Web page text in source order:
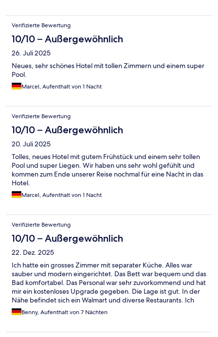
Verifizierte Bewertung
10/10 – Außergewöhnlich
26. Juli 2025
Neues, sehr schönes Hotel mit tollen Zimmern und einem super
Pool.
Marcel, Aufenthalt von 1 Nacht
Verifizierte Bewertung
10/10 – Außergewöhnlich
20. Juli 2025
Tolles, neues Hotel mit gutem Frühstück und einem sehr tollen
Pool und super Liegen. Wir haben uns sehr wohl gefühlt und
kommen zum Ende unserer Reise nochmal für eine Nacht in das
Hotel.
Marcel, Aufenthalt von 1 Nacht
Verifizierte Bewertung
10/10 – Außergewöhnlich
22. Dez. 2025
Ich hatte ein grosses Zimmer mit separater Küche. Alles war
sauber und modern eingerichtet. Das Bett war bequem und das
Bad komfortabel. Das Personal war sehr zuvorkommend und hat
mir ein kostenloses Upgrade gegeben. Die Lage ist gut. In der
Nähe befindet sich ein Walmart und diverse Restaurants. Ich
würde wieder kommen.
Benny, Aufenthalt von 7 Nächten